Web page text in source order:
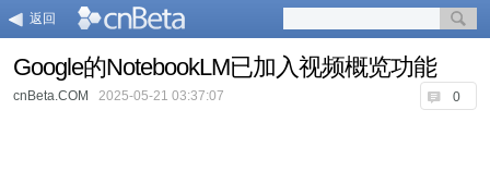
返回
Google的NotebookLM已加入视频概览功能
0
cnBeta.COM 2025-05-21 03:37:07